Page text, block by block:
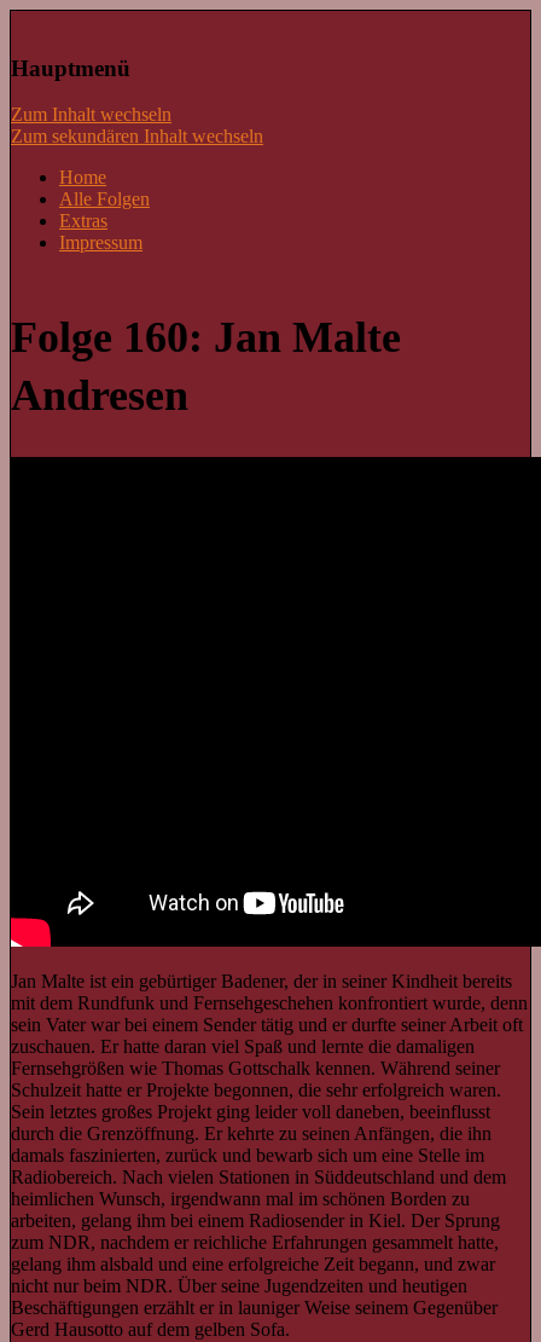
Lass mal schnacken!
Hauptmenü
Zum Inhalt wechseln
Zum sekundären Inhalt wechseln
Home
Alle Folgen
Extras
Impressum
Folge 160: Jan Malte
Andresen
Jan Malte ist ein gebürtiger Badener, der in seiner Kindheit bereits
mit dem Rundfunk und Fernsehgeschehen konfrontiert wurde, denn
sein Vater war bei einem Sender tätig und er durfte seiner Arbeit oft
zuschauen. Er hatte daran viel Spaß und lernte die damaligen
Fernsehgrößen wie Thomas Gottschalk kennen. Während seiner
Schulzeit hatte er Projekte begonnen, die sehr erfolgreich waren.
Sein letztes großes Projekt ging leider voll daneben, beeinflusst
durch die Grenzöffnung. Er kehrte zu seinen Anfängen, die ihn
damals faszinierten, zurück und bewarb sich um eine Stelle im
Radiobereich. Nach vielen Stationen in Süddeutschland und dem
heimlichen Wunsch, irgendwann mal im schönen Borden zu
arbeiten, gelang ihm bei einem Radiosender in Kiel. Der Sprung
zum NDR, nachdem er reichliche Erfahrungen gesammelt hatte,
gelang ihm alsbald und eine erfolgreiche Zeit begann, und zwar
nicht nur beim NDR. Über seine Jugendzeiten und heutigen
Beschäftigungen erzählt er in launiger Weise seinem Gegenüber
Gerd Hausotto auf dem gelben Sofa.